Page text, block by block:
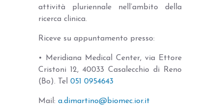
attività pluriennale nell’ambito della
ricerca clinica.
Riceve su appuntamento presso:
• Meridiana Medical Center, via Ettore
Cristoni 12, 40033 Casalecchio di Reno
(Bo). Tel 051 0954643
Mail: a.dimartino@biomec.ior.it